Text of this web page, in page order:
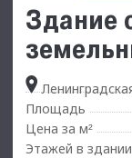
Здание
Площадь
Цена за м²
Этажей в здании